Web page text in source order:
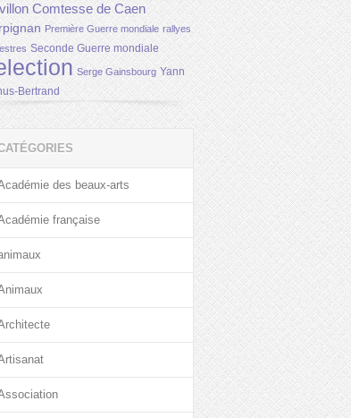
Comtesse de Caen
Première Guerre mondiale rallyes
Seconde Guerre mondiale
Serge Gainsbourg Yann
Bertrand
des beaux-arts
française